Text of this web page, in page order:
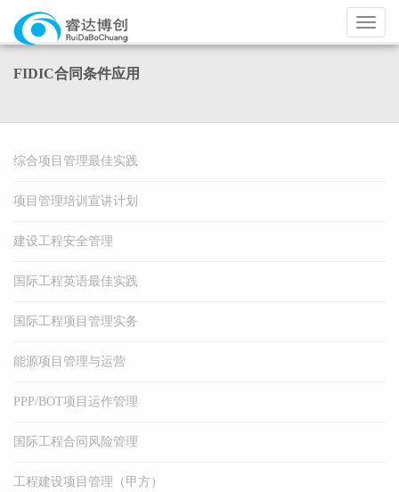
导
航
FIDIC合同条件应用
综合项目管理最佳实践
项目管理培训宣讲计划
建设工程安全管理
国际工程英语最佳实践
国际工程项目管理实务
能源项目管理与运营
PPP/BOT项目运作管理
国际工程合同风险管理
工程建设项目管理（甲方）